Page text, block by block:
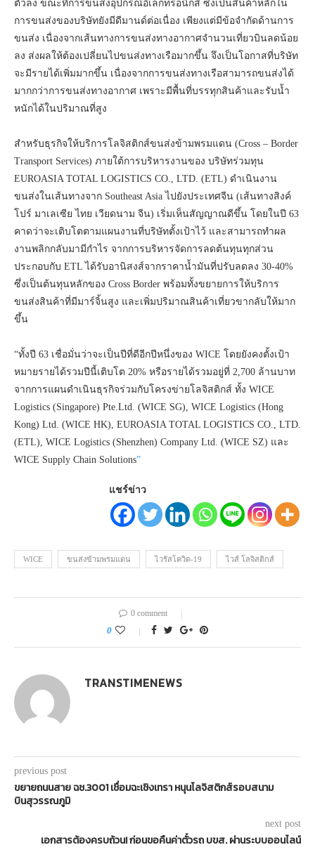
ตัวลง ขณะที่การขนส่งอุปกรณ์อิเล็กทรอนิกส์ ซึ่งเป็นสินค้าหลักใน
การขนส่งของบริษัทยังมีดีมานด์ต่อเนื่อง เพียงแต่มีข้อจำกัดด้านการ
ขนส่ง เนื่องจากเส้นทางการขนส่งทางอากาศจำนวนเที่ยวบินลดน้อย
ลง ส่งผลให้ต้องเปลี่ยนไปขนส่งทางเรือมากขึ้น จึงเป็นโอกาสที่บริษัท
จะมีรายได้เพิ่มมากขึ้น เนื่องจากการขนส่งทางเรือสามารถขนส่งได้
มากกว่าการขนส่งทางอากาศ เพราะมีพื้นที่บรรทุกสินค้าและรับน้ำ
หนักได้ในปริมาณที่สูง
สำหรับธุรกิจให้บริการโลจิสติกส์ขนส่งข้ามพรมแดน (Cross – Border
Transport Services) ภายใต้การบริหารงานของ บริษัทร่วมทุน
EUROASIA TOTAL LOGISTICS CO., LTD. (ETL) ดำเนินงาน
ขนส่งในเส้นทางจาก Southeast Asia ไปยังประเทศจีน (เส้นทางสิงค์
โปร์ มาเลเซีย ไทย เวียดนาม จีน) เริ่มเห็นสัญญาณดีขึ้น โดยในปี 63
คาดว่าจะเติบโตตามแผนงานที่บริษัทตั้งเป้าไว้ และสามารถทำผล
งานพลิกกลับมามีกำไร จากการบริหารจัดการลดต้นทุนทุกส่วน
ประกอบกับ ETL ได้รับอานิสงส์จากราคาน้ำมันที่ปรับลดลง 30-40%
ซึ่งเป็นต้นทุนหลักของ Cross Border พร้อมทั้งขยายการให้บริการ
ขนส่งสินค้าที่มีมาร์จิ้นสูง และเพิ่มปริมาณสินค้าเที่ยวขากลับให้มาก
ขึ้น
“ทั้งปี 63 เชื่อมั่นว่าจะเป็นปีที่ดีอีกปีหนึ่งของ WICE โดยยังคงตั้งเป้า
หมายรายได้รวมปีนี้เติบโต 20% หรือรายได้รวมอยู่ที่ 2,700 ล้านบาท
จากการแผนดำเนินธุรกิจร่วมกับโครงข่ายโลจิสติกส์ ทั้ง WICE
Logistics (Singapore) Pte.Ltd. (WICE SG), WICE Logistics (Hong
Kong) Ltd. (WICE HK), EUROASIA TOTAL LOGISTICS CO., LTD.
(ETL), WICE Logistics (Shenzhen) Company Ltd. (WICE SZ) และ
WICE Supply Chain Solutions”
แชร์ข่าว
WICE ขนส่งข้ามพรมแดน ไวรัสโควิด-19 ไวส์ โลจิสติกส์
0 comment
0
TRANSTIMENEWS
previous post
ขยายถนนสาย ฉช.3001 เชื่อมฉะเชิงเทรา หนุนโลจิสติกส์รอบสนาม
บินสุวรรณภูมิ
next post
เอกสารต้องครบถ้วน! ก่อนขอคืนค่าตั๋วรถ บขส. ผ่านระบบออนไลน์